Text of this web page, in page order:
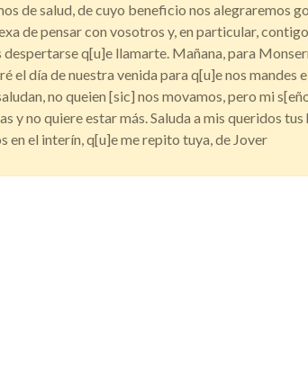
de salud, de cuyo beneficio nos alegraremos
de pensar con vosotros y, en particular,
despertarse q[u]e llamarte. Mañana, para
el día de nuestra venida para q[u]e nos mandes
no queien [sic] nos movamos, pero mi
y no quiere estar más. Saluda a mis queridos
en el interín, q[u]e me repito tuya, de Jover